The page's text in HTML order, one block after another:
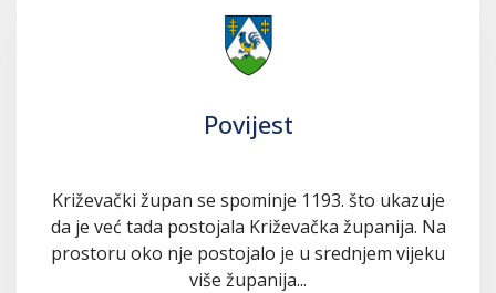
Povijest
Križevački župan se spominje 1193. što ukazuje
da je već tada postojala Križevačka županija. Na
prostoru oko nje postojalo je u srednjem vijeku
više županija...